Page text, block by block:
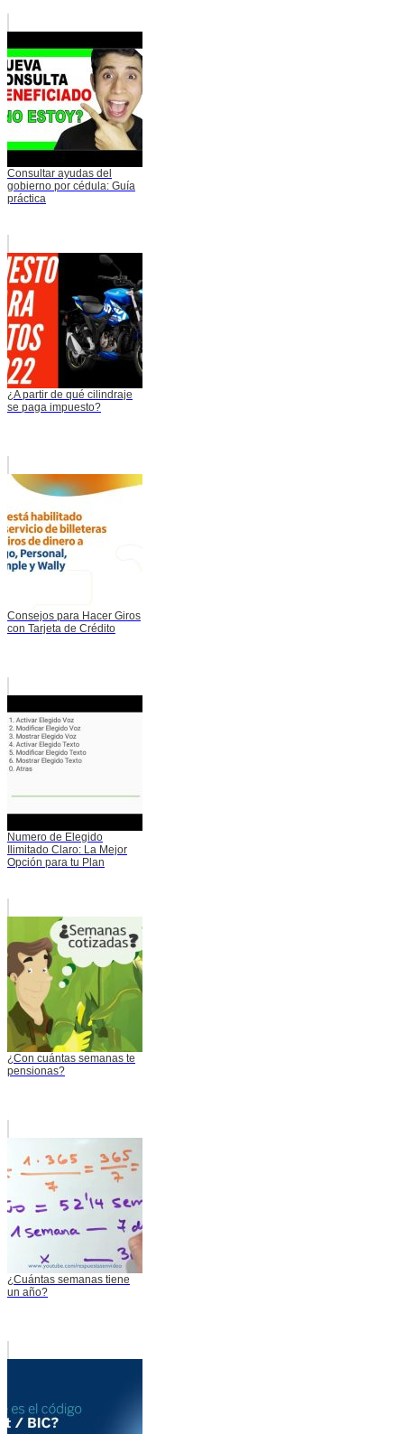
Consultar ayudas del
gobierno por cédula: Guía
práctica
¿A partir de qué cilindraje
se paga impuesto?
Consejos para Hacer Giros
con Tarjeta de Crédito
Numero de Elegido
Ilimitado Claro: La Mejor
Opción para tu Plan
¿Con cuántas semanas te
pensionas?
¿Cuántas semanas tiene
un año?